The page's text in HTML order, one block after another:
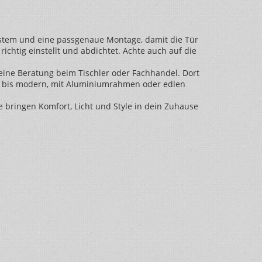
und eine passgenaue Montage, damit die Tür
einstellt und abdichtet. Achte auch auf die
Beratung beim Tischler oder Fachhandel. Dort
modern, mit Aluminiumrahmen oder edlen
Komfort, Licht und Style in dein Zuhause